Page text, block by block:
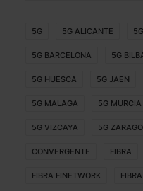
5G 5G ALICANTE
5G BARCELONA 5G
5G HUESCA 5G JAEN
5G MALAGA 5G MURCIA
5G VIZCAYA 5G
CONVERGENTE FIBRA
FIBRA FINETWORK